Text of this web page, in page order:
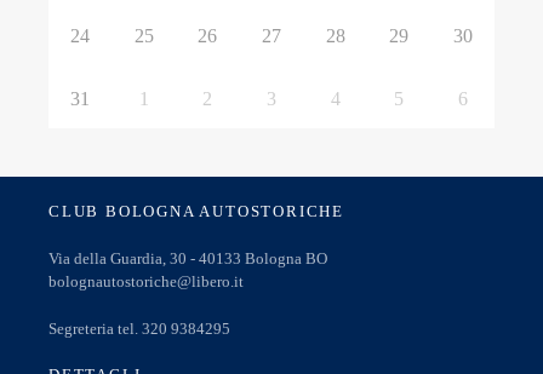
24 25 26 27 28 29 30
31 1 2 3 4 5 6
CLUB BOLOGNA AUTOSTORICHE
Via della Guardia, 30 - 40133 Bologna BO
bolognautostoriche@libero.it
Segreteria tel. 320 9384295